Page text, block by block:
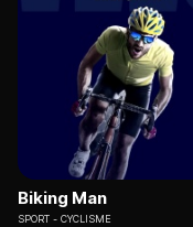
Biking Man
SPORT CYCLISME